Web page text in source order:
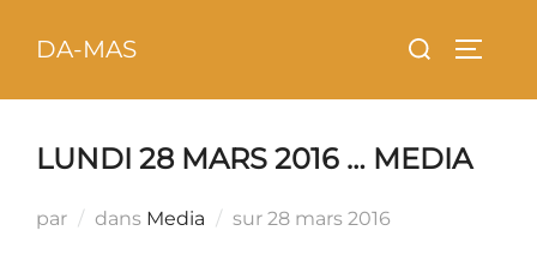
DA-MAS Rechercher :
LUNDI 28 MARS 2016 … MEDIA
par dans Media sur Publié
28 mars 2016